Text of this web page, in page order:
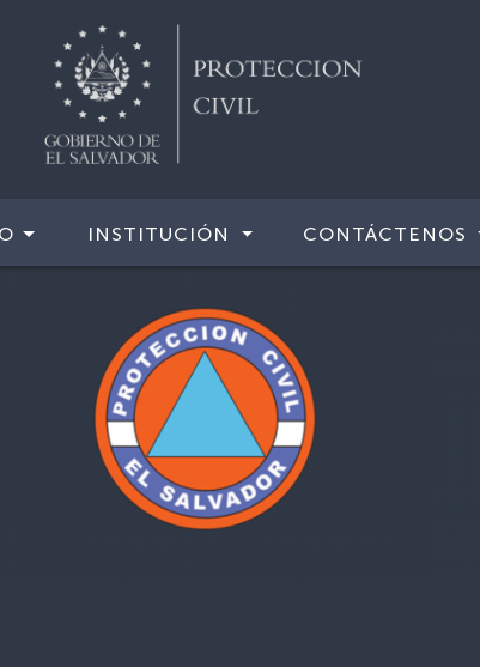
INSTITUCIÓN CONTÁCTENOS